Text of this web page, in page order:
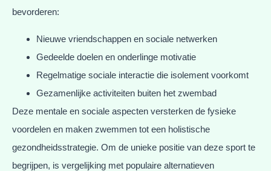
bevorderen:
Nieuwe vriendschappen en sociale netwerken
Gedeelde doelen en onderlinge motivatie
Regelmatige sociale interactie die isolement voorkomt
Gezamenlijke activiteiten buiten het zwembad
Deze mentale en sociale aspecten versterken de fysieke
voordelen en maken zwemmen tot een holistische
gezondheidsstrategie. Om de unieke positie van deze sport te
begrijpen, is vergelijking met populaire alternatieven